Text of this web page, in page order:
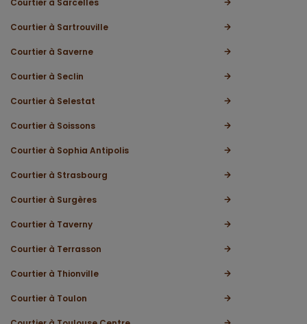
Courtier à Sarcelles
Courtier à Sartrouville
Courtier à Saverne
Courtier à Seclin
Courtier à Selestat
Courtier à Soissons
Courtier à Sophia Antipolis
Courtier à Strasbourg
Courtier à Surgères
Courtier à Taverny
Courtier à Terrasson
Courtier à Thionville
Courtier à Toulon